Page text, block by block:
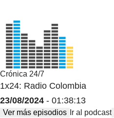
Crónica 24/7
1x24: Radio Colombia
23/08/2024 - 01:38:13
Ver más episodios Ir al podcast